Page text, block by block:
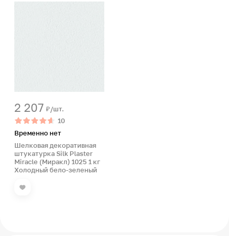
2 207 ₽/шт.
10
Временно нет
Шелковая декоративная
штукатурка Silk Plaster
Miracle (Миракл) 1025 1 кг
Холодный бело-зеленый